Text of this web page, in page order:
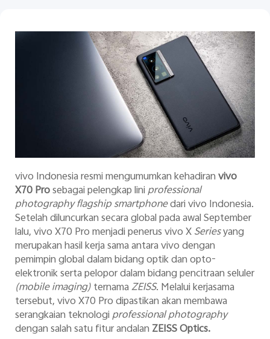
Indonesia | Pilih negara/wilayah
vivo Indonesia resmi mengumumkan kehadiranvivo
X70 Prosebagai pelengkap liniprofessional
photography flagship smartphonedari vivo Indonesia.
Setelah diluncurkan secara global pada awal September
lalu, vivo X70 Pro menjadi penerus vivo XSeriesyang
merupakan hasil kerja sama antara vivo dengan
pemimpin global dalam bidang optik dan opto-
elektronik serta pelopor dalam bidang pencitraan seluler
(mobile imaging)ternamaZEISS. Melalui kerjasama
tersebut, vivo X70 Pro dipastikan akan membawa
serangkaian teknologiprofessional photography
dengan salah satu fitur andalan ZEISS Optics.